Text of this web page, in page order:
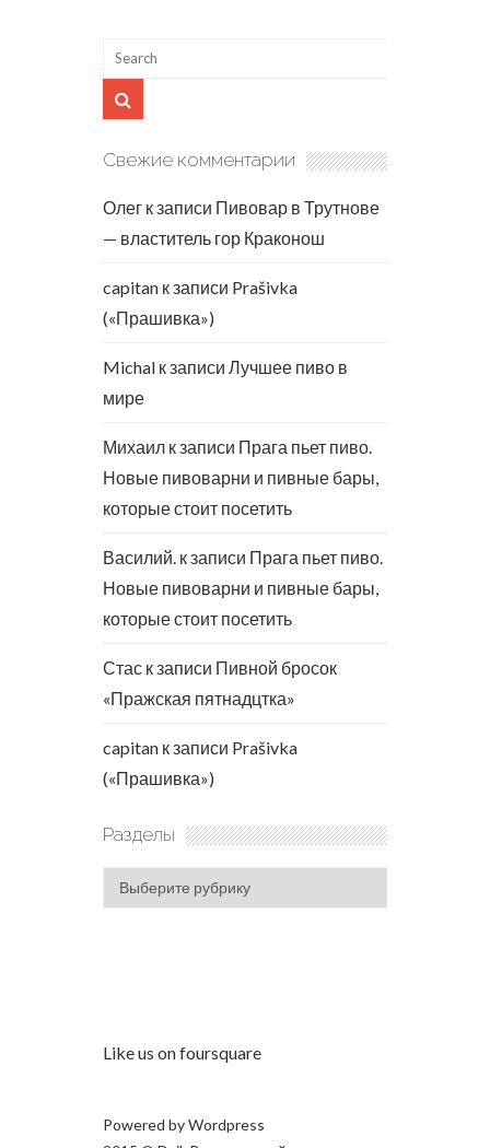
Свежие комментарии
Олег к записи Пивовар в Трутнове
— властитель гор Краконош
capitan к записи Prašivka
(«Прашивка»)
Michal к записи Лучшее пиво в
мире
Михаил к записи Прага пьет пиво.
Новые пивоварни и пивные бары,
которые стоит посетить
Василий. к записи Прага пьет пиво.
Новые пивоварни и пивные бары,
которые стоит посетить
Стас к записи Пивной бросок
«Пражская пятнадцтка»
capitan к записи Prašivka
(«Прашивка»)
Разделы
Разделы
Like us on foursquare
Powered byWordpress